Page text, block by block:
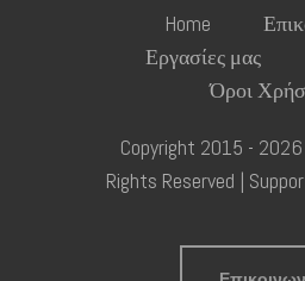
Home
Εργασίες μας
Όροι
Copyright 2015 -
Rights Reserved |